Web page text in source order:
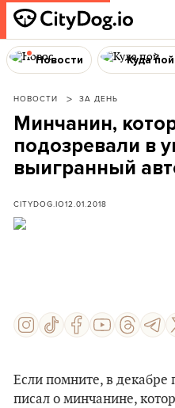
Новости Куда
НОВОСТИ ЗА ДЕНЬ
Минчанин,
подозревали в
выигранный
CITYDOG.IO12.01.2018
Если помните, в декабре
писал о минчанине,